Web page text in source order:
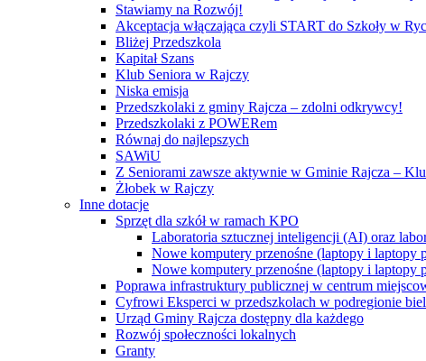
Stawiamy na Rozwój!
Akceptacja włączająca czyli START do Szkoły w
Bliżej Przedszkola
Kapitał Szans
Klub Seniora w Rajczy
Niska emisja
Przedszkolaki z gminy Rajcza – zdolni odkrywcy!
Przedszkolaki z POWERem
Równaj do najlepszych
SAWiU
Z Seniorami zawsze aktywnie w Gminie Rajcza –
Żłobek w Rajczy
Inne dotacje
Sprzęt dla szkół w ramach KPO
Laboratoria sztucznej inteligencji (AI) oraz
Nowe komputery przenośne (laptopy i laptopy
Nowe komputery przenośne (laptopy i laptopy
Poprawa infrastruktury publicznej w centrum
Cyfrowi Eksperci w przedszkolach w podregionie
Urząd Gminy Rajcza dostępny dla każdego
Rozwój społeczności lokalnych
Granty